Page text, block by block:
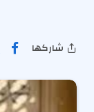
شاركها